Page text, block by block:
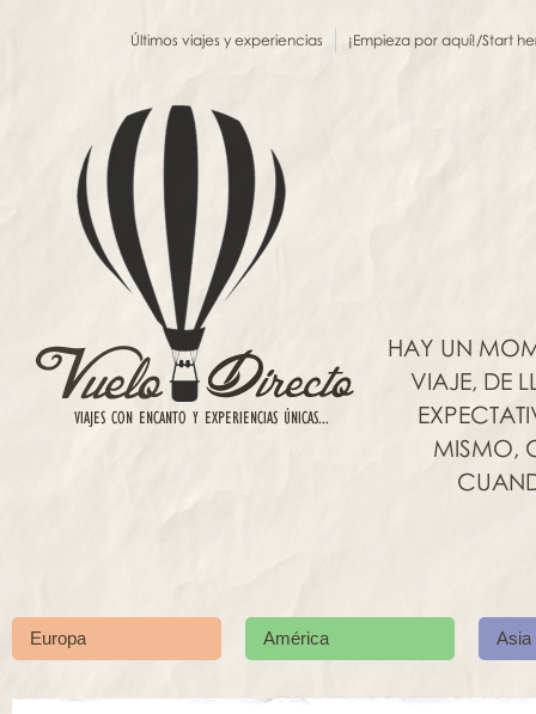
Últimos viajes y experiencias ¡Empieza por aquí!/Start
HAY UN
VIAJE, DE
MISMO,
Europa América Asia